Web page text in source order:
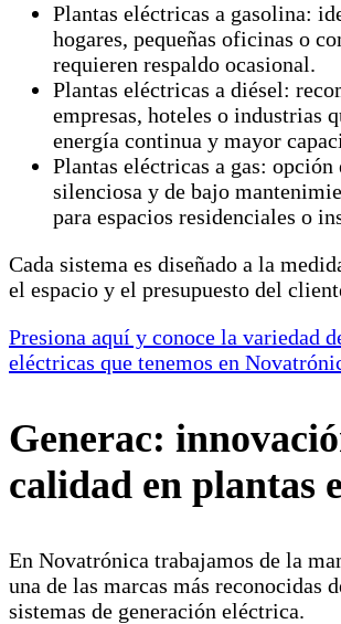
Plantas eléctricas a gasolina:
hogares, pequeñas oficinas o
requieren respaldo ocasional.
Plantas eléctricas a diésel:
empresas, hoteles o industrias
energía continua y mayor
Plantas eléctricas a gas: opción
silenciosa y de bajo
para espacios residenciales o
Cada sistema es diseñado a la
el espacio y el presupuesto del
Presiona aquí y conoce la variedad
eléctricas que tenemos en
Generac:
calidad en plantas
En Novatrónica trabajamos de la
una de las marcas más reconocidas
sistemas de generación eléctrica.